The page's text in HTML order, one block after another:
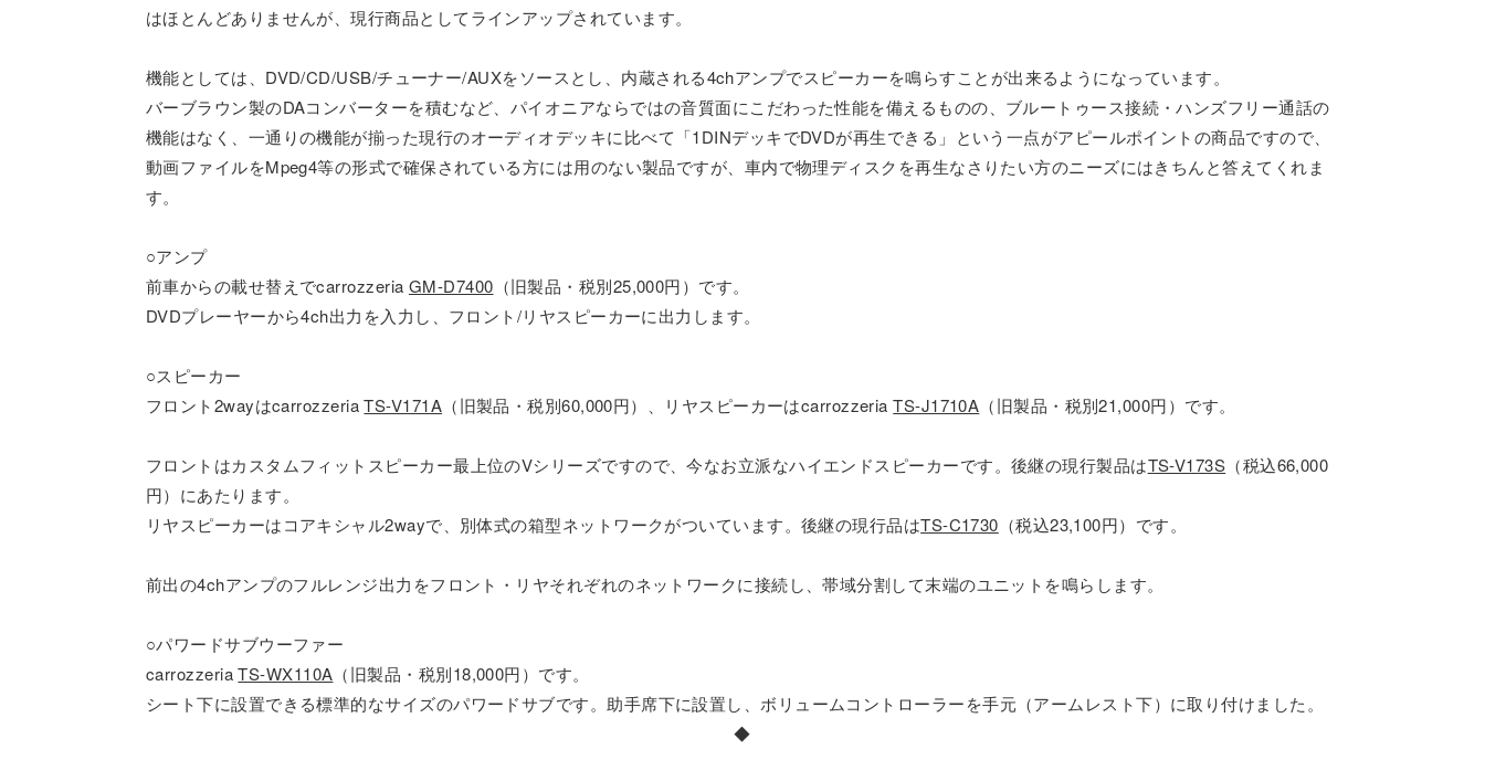
はほとんどありませんが、現行商品としてラインアップされています。
機能としては、DVD/CD/USB/チューナー/AUXをソースとし、内蔵される4chアンプでスピーカーを鳴らすことが出来るようになっています。
バーブラウン製のDAコンバーターを積むなど、パイオニアならではの音質面にこだわった性能を備えるものの、ブルートゥース接続・ハンズフリー通話の
機能はなく、一通りの機能が揃った現行のオーディオデッキに比べて「1DINデッキでDVDが再生できる」という一点がアピールポイントの商品ですので、
動画ファイルをMpeg4等の形式で確保されている方には用のない製品ですが、車内で物理ディスクを再生なさりたい方のニーズにはきちんと答えてくれま
す。
○アンプ
前車からの載せ替えでcarrozzeria GM-D7400 （旧製品・税別25,000円）です。
DVDプレーヤーから4ch出力を入力し、フロント/リヤスピーカーに出力します。
○スピーカー
フロント2wayはcarrozzeriaTS-V171A （旧製品・税別60,000円）、リヤスピーカーはcarrozzeriaTS-J1710A （旧製品・税別21,000円）です。
フロントはカスタムフィットスピーカー最上位のVシリーズですので、今なお立派なハイエンドスピーカーです。後継の現行製品はTS-V173S （税込66,000
円）にあたります。
リヤスピーカーはコアキシャル2wayで、別体式の箱型ネットワークがついています。後継の現行品はTS-C1730 （税込23,100円）です。
前出の4chアンプのフルレンジ出力をフロント・リヤそれぞれのネットワークに接続し、帯域分割して末端のユニットを鳴らします。
○パワードサブウーファー
carrozzeriaTS-WX110A （旧製品・税別18,000円）です。
シート下に設置できる標準的なサイズのパワードサブです。助手席下に設置し、ボリュームコントローラーを手元（アームレスト下）に取り付けました。
◆